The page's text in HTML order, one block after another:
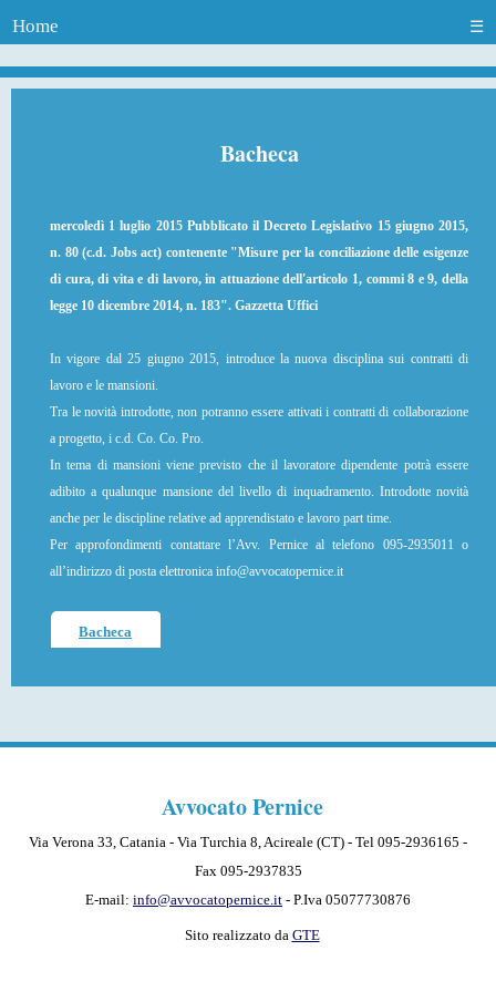
Home ☰
Bacheca
mercoledì 1 luglio 2015 Pubblicato il Decreto Legislativo 15 giugno 2015,
n. 80 (c.d. Jobs act) contenente "Misure per la conciliazione delle esigenze
di cura, di vita e di lavoro, in attuazione dell'articolo 1, commi 8 e 9, della
legge 10 dicembre 2014, n. 183". Gazzetta Uffici
In vigore dal 25 giugno 2015, introduce la nuova disciplina sui contratti di
lavoro e le mansioni.
Tra le novità introdotte, non potranno essere attivati i contratti di collaborazione
a progetto, i c.d. Co. Co. Pro.
In tema di mansioni viene previsto che il lavoratore dipendente potrà essere
adibito a qualunque mansione del livello di inquadramento. Introdotte novità
anche per le discipline relative ad apprendistato e lavoro part time.
Per approfondimenti contattare l’Avv. Pernice al telefono 095-2935011 o
all’indirizzo di posta elettronica info@avvocatopernice.it
Bacheca
Avvocato Pernice
Via Verona 33, Catania - Via Turchia 8, Acireale (CT) - Tel 095-2936165 -
Fax 095-2937835
E-mail: info@avvocatopernice.it - P.Iva 05077730876
Sito realizzato da GTE